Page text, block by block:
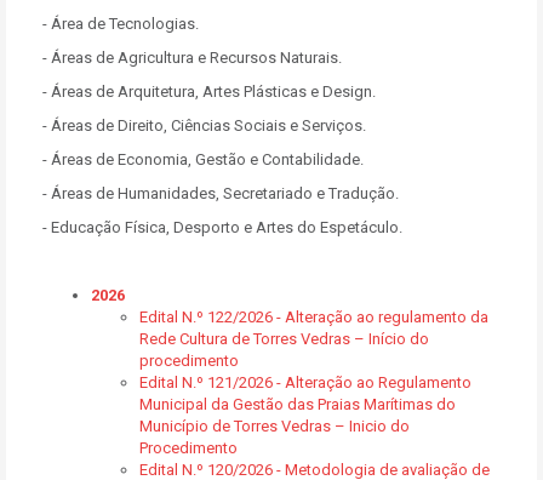
- Área de Tecnologias.
- Áreas de Agricultura e Recursos Naturais.
- Áreas de Arquitetura, Artes Plásticas e Design.
- Áreas de Direito, Ciências Sociais e Serviços.
- Áreas de Economia, Gestão e Contabilidade.
- Áreas de Humanidades, Secretariado e Tradução.
- Educação Física, Desporto e Artes do Espetáculo.
2026
Edital N.º 122/2026 - Alteração ao regulamento da
Rede Cultura de Torres Vedras – Início do
procedimento
Edital N.º 121/2026 - Alteração ao Regulamento
Municipal da Gestão das Praias Marítimas do
Município de Torres Vedras – Inicio do
Procedimento
Edital N.º 120/2026 - Metodologia de avaliação de